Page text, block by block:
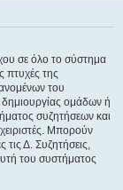
σε όλο το σύστημα
πτυχές της
του
ομάδων ή
συζητήσεων και
Μπορούν
τις Δ. Συζητήσεις,
του συστήματος